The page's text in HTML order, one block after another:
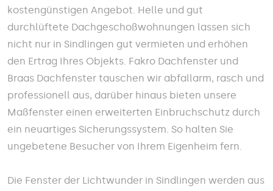
kostengünstigen Angebot. Helle und gut
durchlüftete Dachgeschoßwohnungen lassen sich
nicht nur in Sindlingen gut vermieten und erhöhen
den Ertrag Ihres Objekts. Fakro Dachfenster und
Braas Dachfenster tauschen wir abfallarm, rasch und
professionell aus, darüber hinaus bieten unsere
Maßfenster einen erweiterten Einbruchschutz durch
ein neuartiges Sicherungssystem. So halten Sie
ungebetene Besucher von Ihrem Eigenheim fern.
Die Fenster der Lichtwunder in Sindlingen werden aus